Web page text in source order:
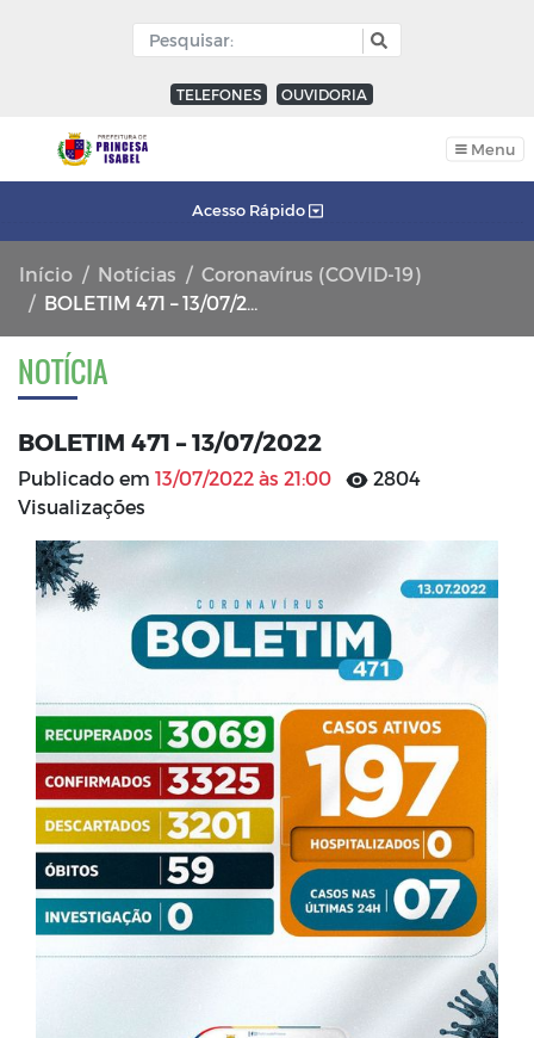
TELEFONES OUVIDORIA
Menu
Acesso Rápido
Início Notícias
Coronavírus (COVID-19)
BOLETIM 471 – 13/07/2022
NOTÍCIA
BOLETIM 471 – 13/07/2022
Publicado em 13/07/2022 às 21:00
2804
Visualizações